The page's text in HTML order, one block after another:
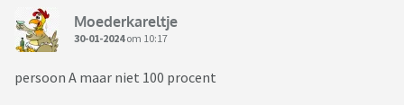
Moederkareltje
30-01-2024om 10:17
persoon A maar niet 100 procent